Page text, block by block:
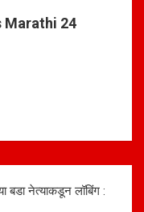
Marathi 24
बडा नेत्याकडून लॉबिंग :